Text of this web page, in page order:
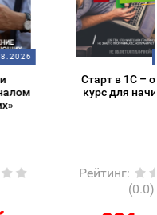
14.08.2026
Старт в 1С – обзорный
курс для начинающих
Рейтинг